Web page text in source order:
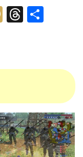
MixiThreads